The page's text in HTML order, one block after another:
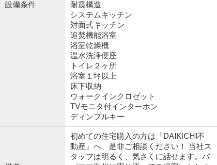
設備条件
耐震構造
システムキッチン
対面式キッチン
追焚機能浴室
浴室乾燥機
温水洗浄便座
トイレ２ヶ所
浴室１坪以上
床下収納
ウォークインクロゼット
TVモニタ付インターホン
ディンプルキー
初めての住宅購入の方は『DAIKICHI不
動産』へ、是非ご相談ください！ 当社ス
タッフは明るく、気さくに話せます。パ